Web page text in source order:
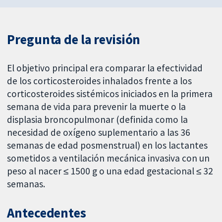
Pregunta de la revisión
El objetivo principal era comparar la efectividad
de los corticosteroides inhalados frente a los
corticosteroides sistémicos iniciados en la primera
semana de vida para prevenir la muerte o la
displasia broncopulmonar (definida como la
necesidad de oxígeno suplementario a las 36
semanas de edad posmenstrual) en los lactantes
sometidos a ventilación mecánica invasiva con un
peso al nacer ≤ 1500 g o una edad gestacional ≤ 32
semanas.
Antecedentes